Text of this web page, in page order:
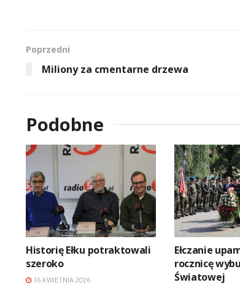
Poprzedni
Miliony za cmentarne drzewa
Podobne
Historię Ełku potraktowali
szeroko
16 KWIETNIA 2026
Ełczanie
rocznicę
Światowej